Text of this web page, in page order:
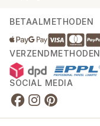
BETAALMETHODEN
VERZENDMETHODEN
SOCIAL MEDIA